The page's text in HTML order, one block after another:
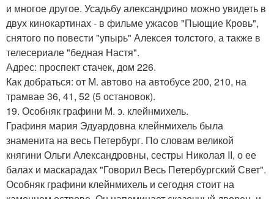
и многое другое. Усадьбу александрино можно увидеть в
двух кинокартинах - в фильме ужасов "Пьющие Кровь",
снятого по повести "упырь" Алексея толстого, а также в
телесериале "бедная Настя".
Адрес: проспект стачек, дом 226.
Как добраться: от М. автово на автобусе 200, 210, на
трамвае 36, 41, 52 (5 остановок).
19. Особняк графини М. э. клейнмихель.
Графиня мария Эдуардовна клейнмихель была
знаменита на весь Петербург. По словам великой
княгини Ольги Александровны, сестры Николая II, о ее
балах и маскарадах "Говорил Весь Петербургский Свет".
Особняк графини клейнмихель и сегодня стоит на